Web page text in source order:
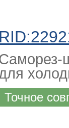
Точное